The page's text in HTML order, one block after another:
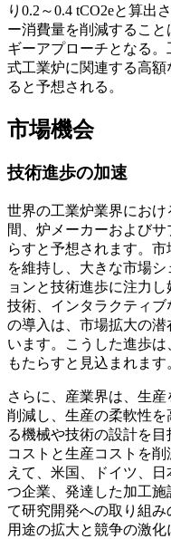
り0.2～0.4 tCO2eと算出
ー消費量を削減するこ
ギーアプローチとなる
式工業炉に関連する高
ると予想される。
市場機会
技術進歩の加速
世界の工業炉業界にお
間、炉メーカーおよび
らすと予想されます。
を維持し、大きな市場
ョンと技術進歩に注力
技術、インタラクティ
の導入は、市場拡大の
います。こうした進歩
もたらすと見込まれます
さらに、産業界は、生
削減し、生産の柔軟性
る機械や技術の設計を
コストと生産コストを
えて、米国、ドイツ、
つ企業、発達した加工
て研究開発への取り組み
用途の拡大と競争の激